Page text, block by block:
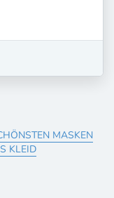
MASKEN
KLEID